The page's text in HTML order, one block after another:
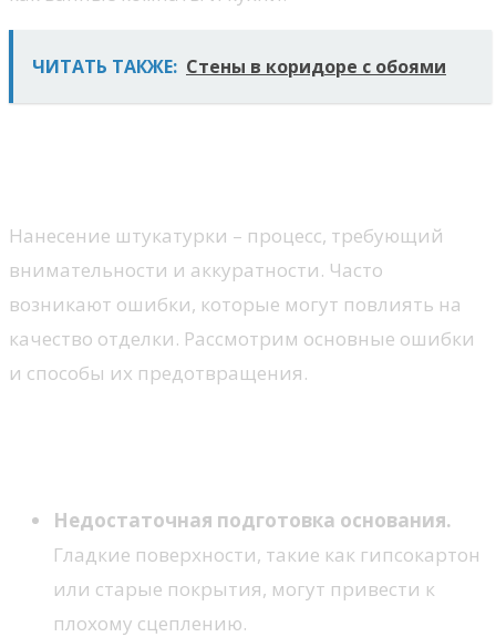
ЧИТАТЬ ТАКЖЕ: Стены в коридоре с обоями
Нанесение штукатурки – процесс, требующий
внимательности и аккуратности. Часто
возникают ошибки, которые могут повлиять на
качество отделки. Рассмотрим основные ошибки
и способы их предотвращения.
Недостаточная подготовка основания.
Гладкие поверхности, такие как гипсокартон
или старые покрытия, могут привести к
плохому сцеплению.